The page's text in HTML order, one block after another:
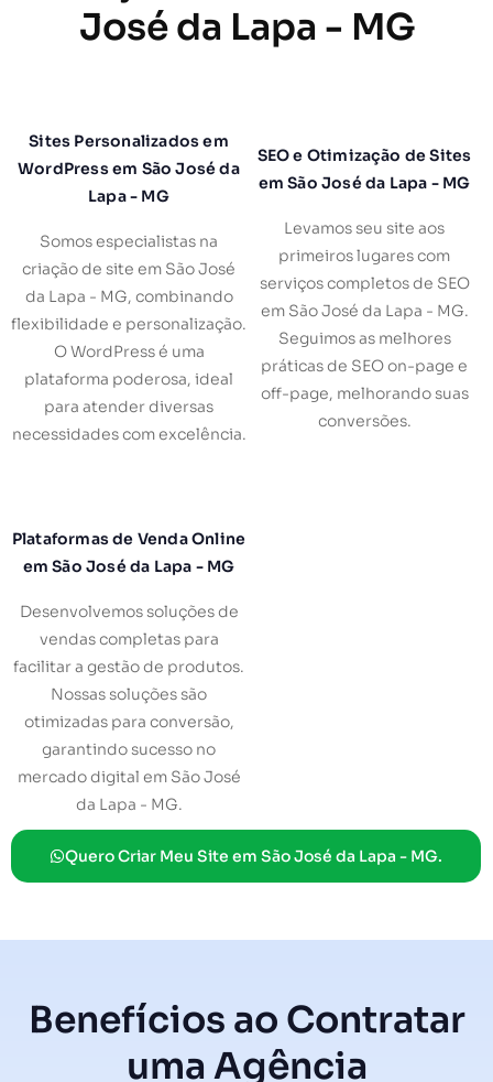
José da Lapa - MG
Sites Personalizados em
WordPress em São José da
Lapa - MG
Somos especialistas na
criação de site em São José
da Lapa - MG, combinando
flexibilidade e personalização.
O WordPress é uma
plataforma poderosa, ideal
para atender diversas
necessidades com excelência.
SEO e Otimização de Sites
em São José da Lapa - MG
Levamos seu site aos
primeiros lugares com
serviços completos de SEO
em São José da Lapa - MG.
Seguimos as melhores
práticas de SEO on-page e
off-page, melhorando suas
conversões.
Plataformas de Venda Online
em São José da Lapa - MG
Desenvolvemos soluções de
vendas completas para
facilitar a gestão de produtos.
Nossas soluções são
otimizadas para conversão,
garantindo sucesso no
mercado digital em São José
da Lapa - MG.
Quero Criar Meu Site em São José da Lapa - MG.
Benefícios ao Contratar
uma Agência